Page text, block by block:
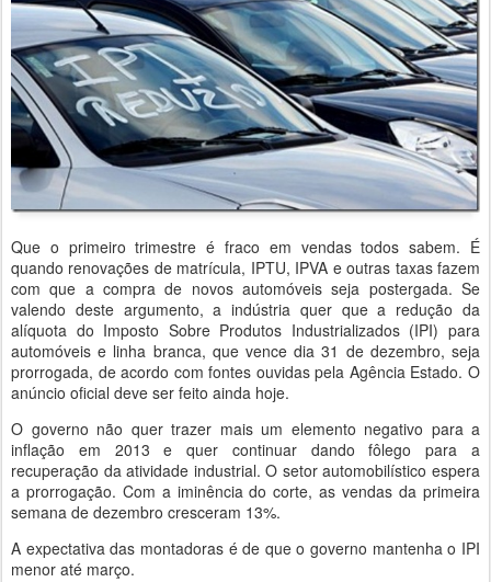
Que o primeiro trimestre é fraco em vendas todos sabem. É
quando renovações de matrícula, IPTU, IPVA e outras taxas fazem
com que a compra de novos automóveis seja postergada. Se
valendo deste argumento, a indústria quer que a redução da
alíquota do Imposto Sobre Produtos Industrializados (IPI) para
automóveis e linha branca, que vence dia 31 de dezembro, seja
prorrogada, de acordo com fontes ouvidas pela Agência Estado. O
anúncio oficial deve ser feito ainda hoje.
O governo não quer trazer mais um elemento negativo para a
inflação em 2013 e quer continuar dando fôlego para a
recuperação da atividade industrial. O setor automobilístico espera
a prorrogação. Com a iminência do corte, as vendas da primeira
semana de dezembro cresceram 13%.
A expectativa das montadoras é de que o governo mantenha o IPI
menor até março.